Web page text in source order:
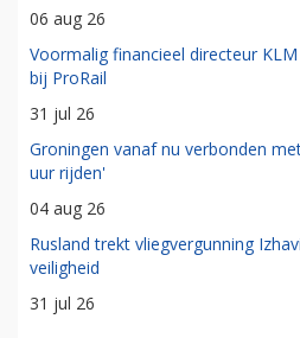
06 aug 26
Voormalig financieel directeur
bij ProRail
31 jul 26
Groningen vanaf nu verbonden
uur rijden'
04 aug 26
Rusland trekt vliegvergunning
veiligheid
31 jul 26